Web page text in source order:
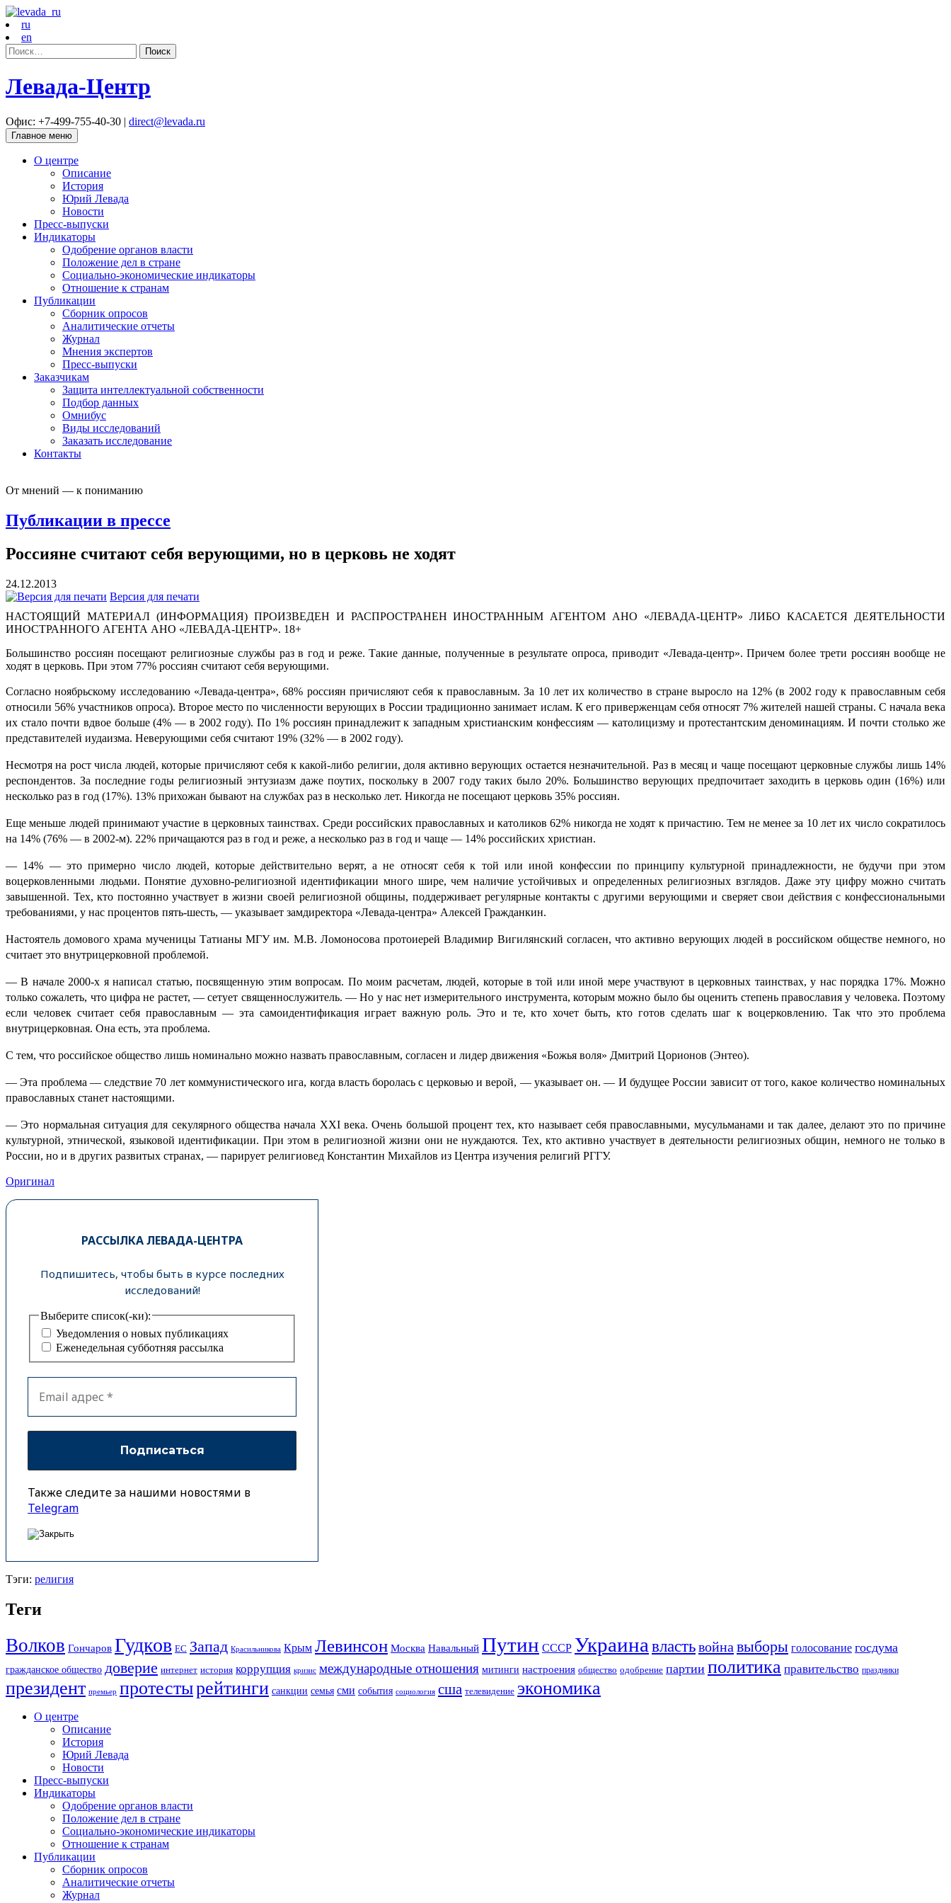
ru
en
Найти:
Левада-Центр
Офис: +7-499-755-40-30 | direct@levada.ru
Главное меню
О центре
Описание
История
Юрий Левада
Новости
Пресс-выпуски
Индикаторы
Одобрение органов власти
Положение дел в стране
Социально-экономические индикаторы
Отношение к странам
Публикации
Сборник опросов
Аналитические отчеты
Журнал
Мнения экспертов
Пресс-выпуски
Заказчикам
Защита интеллектуальной собственности
Подбор данных
Омнибус
Виды исследований
Заказать исследование
Контакты
От мнений — к пониманию
Публикации в прессе
Россияне считают себя верующими, но в церковь не ходят
24.12.2013
Версия для печати
НАСТОЯЩИЙ МАТЕРИАЛ (ИНФОРМАЦИЯ) ПРОИЗВЕДЕН И РАСПРОСТРАНЕН ИНОСТРАННЫМ АГЕНТОМ АНО «ЛЕВАДА-ЦЕНТР» ЛИБО КАСАЕТСЯ ДЕЯТЕЛЬНОСТИ
ИНОСТРАННОГО АГЕНТА АНО «ЛЕВАДА-ЦЕНТР». 18+
Большинство россиян посещают религиозные службы раз в год и реже. Такие данные, полученные в результате опроса, приводит «Левада-центр». Причем более трети россиян вообще не
ходят в церковь. При этом 77% россиян считают себя верующими.
Согласно ноябрьскому исследованию «Левада-центра», 68% россиян причисляют себя к православным. За 10 лет их количество в стране выросло на 12% (в 2002 году к православным себя
относили 56% участников опроса). Второе место по численности верующих в России традиционно занимает ислам. К его приверженцам себя относят 7% жителей нашей страны. С начала века
их стало почти вдвое больше (4% — в 2002 году). По 1% россиян принадлежит к западным христианским конфессиям — католицизму и протестантским деноминациям. И почти столько же
представителей иудаизма. Неверующими себя считают 19% (32% — в 2002 году).
Несмотря на рост числа людей, которые причисляют себя к какой-либо религии, доля активно верующих остается незначительной. Раз в месяц и чаще посещают церковные службы лишь 14%
респондентов. За последние годы религиозный энтузиазм даже поутих, поскольку в 2007 году таких было 20%. Большинство верующих предпочитает заходить в церковь один (16%) или
несколько раз в год (17%). 13% прихожан бывают на службах раз в несколько лет. Никогда не посещают церковь 35% россиян.
Еще меньше людей принимают участие в церковных таинствах. Среди российских православных и католиков 62% никогда не ходят к причастию. Тем не менее за 10 лет их число сократилось
на 14% (76% — в 2002-м). 22% причащаются раз в год и реже, а несколько раз в год и чаще — 14% российских христиан.
— 14% — это примерно число людей, которые действительно верят, а не относят себя к той или иной конфессии по принципу культурной принадлежности, не будучи при этом
воцерковленными людьми. Понятие духовно-религиозной идентификации много шире, чем наличие устойчивых и определенных религиозных взглядов. Даже эту цифру можно считать
завышенной. Тех, кто постоянно участвует в жизни своей религиозной общины, поддерживает регулярные контакты с другими верующими и сверяет свои действия с конфессиональными
требованиями, у нас процентов пять-шесть, — указывает замдиректора «Левада-центра» Алексей Гражданкин.
Настоятель домового храма мученицы Татианы МГУ им. М.В. Ломоносова протоиерей Владимир Вигилянский согласен, что активно верующих людей в российском обществе немного, но
считает это внутрицерковной проблемой.
— В начале 2000-х я написал статью, посвященную этим вопросам. По моим расчетам, людей, которые в той или иной мере участвуют в церковных таинствах, у нас порядка 17%. Можно
только сожалеть, что цифра не растет, — сетует священнослужитель. — Но у нас нет измерительного инструмента, которым можно было бы оценить степень православия у человека. Поэтому
если человек считает себя православным — эта самоидентификация играет важную роль. Это и те, кто хочет быть, кто готов сделать шаг к воцерковлению. Так что это проблема
внутрицерковная. Она есть, эта проблема.
С тем, что российское общество лишь номинально можно назвать православным, согласен и лидер движения «Божья воля» Дмитрий Цорионов (Энтео).
— Эта проблема — следствие 70 лет коммунистического ига, когда власть боролась с церковью и верой, — указывает он. — И будущее России зависит от того, какое количество номинальных
православных станет настоящими.
— Это нормальная ситуация для секулярного общества начала XXI века. Очень большой процент тех, кто называет себя православными, мусульманами и так далее, делают это по причине
культурной, этнической, языковой идентификации. При этом в религиозной жизни они не нуждаются. Тех, кто активно участвует в деятельности религиозных общин, немного не только в
России, но и в других развитых странах, — парирует религиовед Константин Михайлов из Центра изучения религий РГГУ.
Оригинал
РАССЫЛКА ЛЕВАДА-ЦЕНТРА
Подпишитесь, чтобы быть в курсе последних
исследований!
Выберите список(-ки):
Уведомления о новых публикациях
Еженедельная субботняя рассылка
Также следите за нашими новостями в
Telegram
Тэги: религия
Теги
Волков Гончаров Гудков ЕС Запад Красильникова Крым Левинсон Москва Навальный Путин СССР Украина властьвойна выборы голосование госдума
гражданское общество доверие интернет история коррупция кризис международные отношения митинги настроения общество одобрение партии политика правительство праздники
президент премьер протестырейтинги санкции семья сми события социология сша телевидение экономика
О центре
Описание
История
Юрий Левада
Новости
Пресс-выпуски
Индикаторы
Одобрение органов власти
Положение дел в стране
Социально-экономические индикаторы
Отношение к странам
Публикации
Сборник опросов
Аналитические отчеты
Журнал